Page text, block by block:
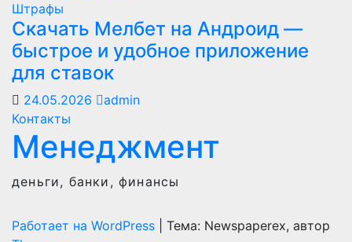
Штрафы
Скачать Мелбет на Андроид —
быстрое и удобное приложение
для ставок
24.05.2026
admin
Контакты
Менеджмент
деньги, банки, финансы
Работает на WordPress
Тема: Newspaperex, автор